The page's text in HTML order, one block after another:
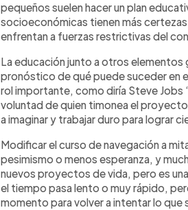
pequeños suelen hacer un plan
socioeconómicas tienen más
enfrentan a fuerzas restrictivas del
La educación junto a otros
pronóstico de qué puede suceder en
rol importante, como diría Steve Jobs
voluntad de quien timonea el
a imaginar y trabajar duro para lograr
Modificar el curso de navegación a
pesimismo o menos esperanza, y
nuevos proyectos de vida, pero es
el tiempo pasa lento o muy rápido,
momento para volver a intentar lo que